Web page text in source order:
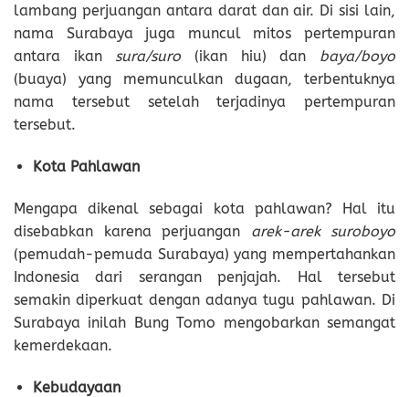
lambang perjuangan antara darat dan air. Di sisi lain,
nama Surabaya juga muncul mitos pertempuran
antara ikan sura/suro (ikan hiu) dan baya/boyo
(buaya) yang memunculkan dugaan, terbentuknya
nama tersebut setelah terjadinya pertempuran
tersebut.
Kota Pahlawan
Mengapa dikenal sebagai kota pahlawan? Hal itu
disebabkan karena perjuangan arek-arek suroboyo
(pemudah-pemuda Surabaya) yang mempertahankan
Indonesia dari serangan penjajah. Hal tersebut
semakin diperkuat dengan adanya tugu pahlawan. Di
Surabaya inilah Bung Tomo mengobarkan semangat
kemerdekaan.
Kebudayaan